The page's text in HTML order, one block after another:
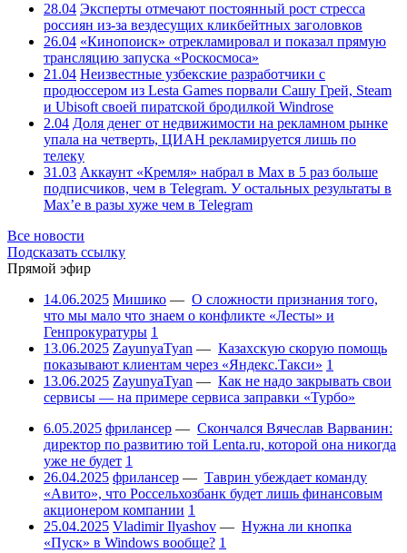
28.04 Эксперты отмечают постоянный рост стресса
россиян из-за вездесущих кликбейтных заголовков
26.04 «Кинопоиск» отрекламировал и показал прямую
трансляцию запуска «Роскосмоса»
21.04 Неизвестные узбекские разработчики с
продюссером из Lesta Games порвали Сашу Грей, Steam
и Ubisoft своей пиратской бродилкой Windrose
2.04 Доля денег от недвижимости на рекламном рынке
упала на четверть, ЦИАН рекламируется лишь по
телеку
31.03 Аккаунт «Кремля» набрал в Max в 5 раз больше
подписчиков, чем в Telegram. У остальных результаты в
Max’е в разы хуже чем в Telegram
Все новости
Подсказать ссылку
Прямой эфир
14.06.2025 Мишико — О сложности признания того,
что мы мало что знаем о конфликте «Лесты» и
Генпрокуратуры 1
13.06.2025 ZayunyaTyan — Казахскую скорую помощь
показывают клиентам через «Яндекс.Такси» 1
13.06.2025 ZayunyaTyan — Как не надо закрывать свои
сервисы — на примере сервиса заправки «Турбо»
6.05.2025 фрилансер — Скончался Вячеслав Варванин:
директор по развитию той Lenta.ru, которой она никогда
уже не будет 1
26.04.2025 фрилансер — Таврин убеждает команду
«Авито», что Россельхозбанк будет лишь финансовым
акционером компании 1
25.04.2025 Vladimir Ilyashov — Нужна ли кнопка
«Пуск» в Windows вообще? 1